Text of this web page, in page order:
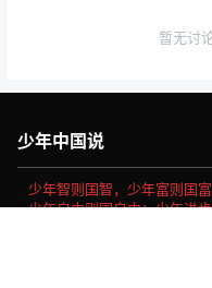
暂无讨
少年中国说
少年智则国智，少年富则国
少年自由则国自由；少年进